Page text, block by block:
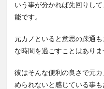
いう事が分かれば先回りし
能です。
元カノといると意思の疎通
な時間を過ごすことはありま
彼はそんな便利の良さで元
められないと感じている事も